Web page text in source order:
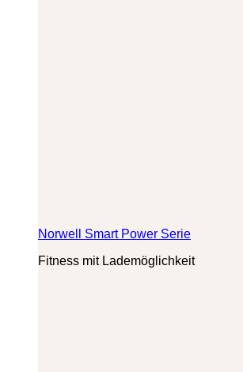
Norwell Smart Power Serie
Fitness mit Lademöglichkeit